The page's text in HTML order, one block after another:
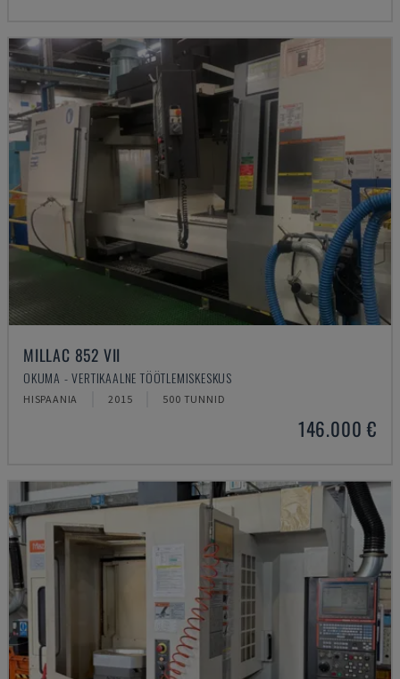
MILLAC 852 VII
OKUMA - VERTIKAALNE TÖÖTLEMISKESKUS
HISPAANIA 2015 500 TUNNID
146.000 €